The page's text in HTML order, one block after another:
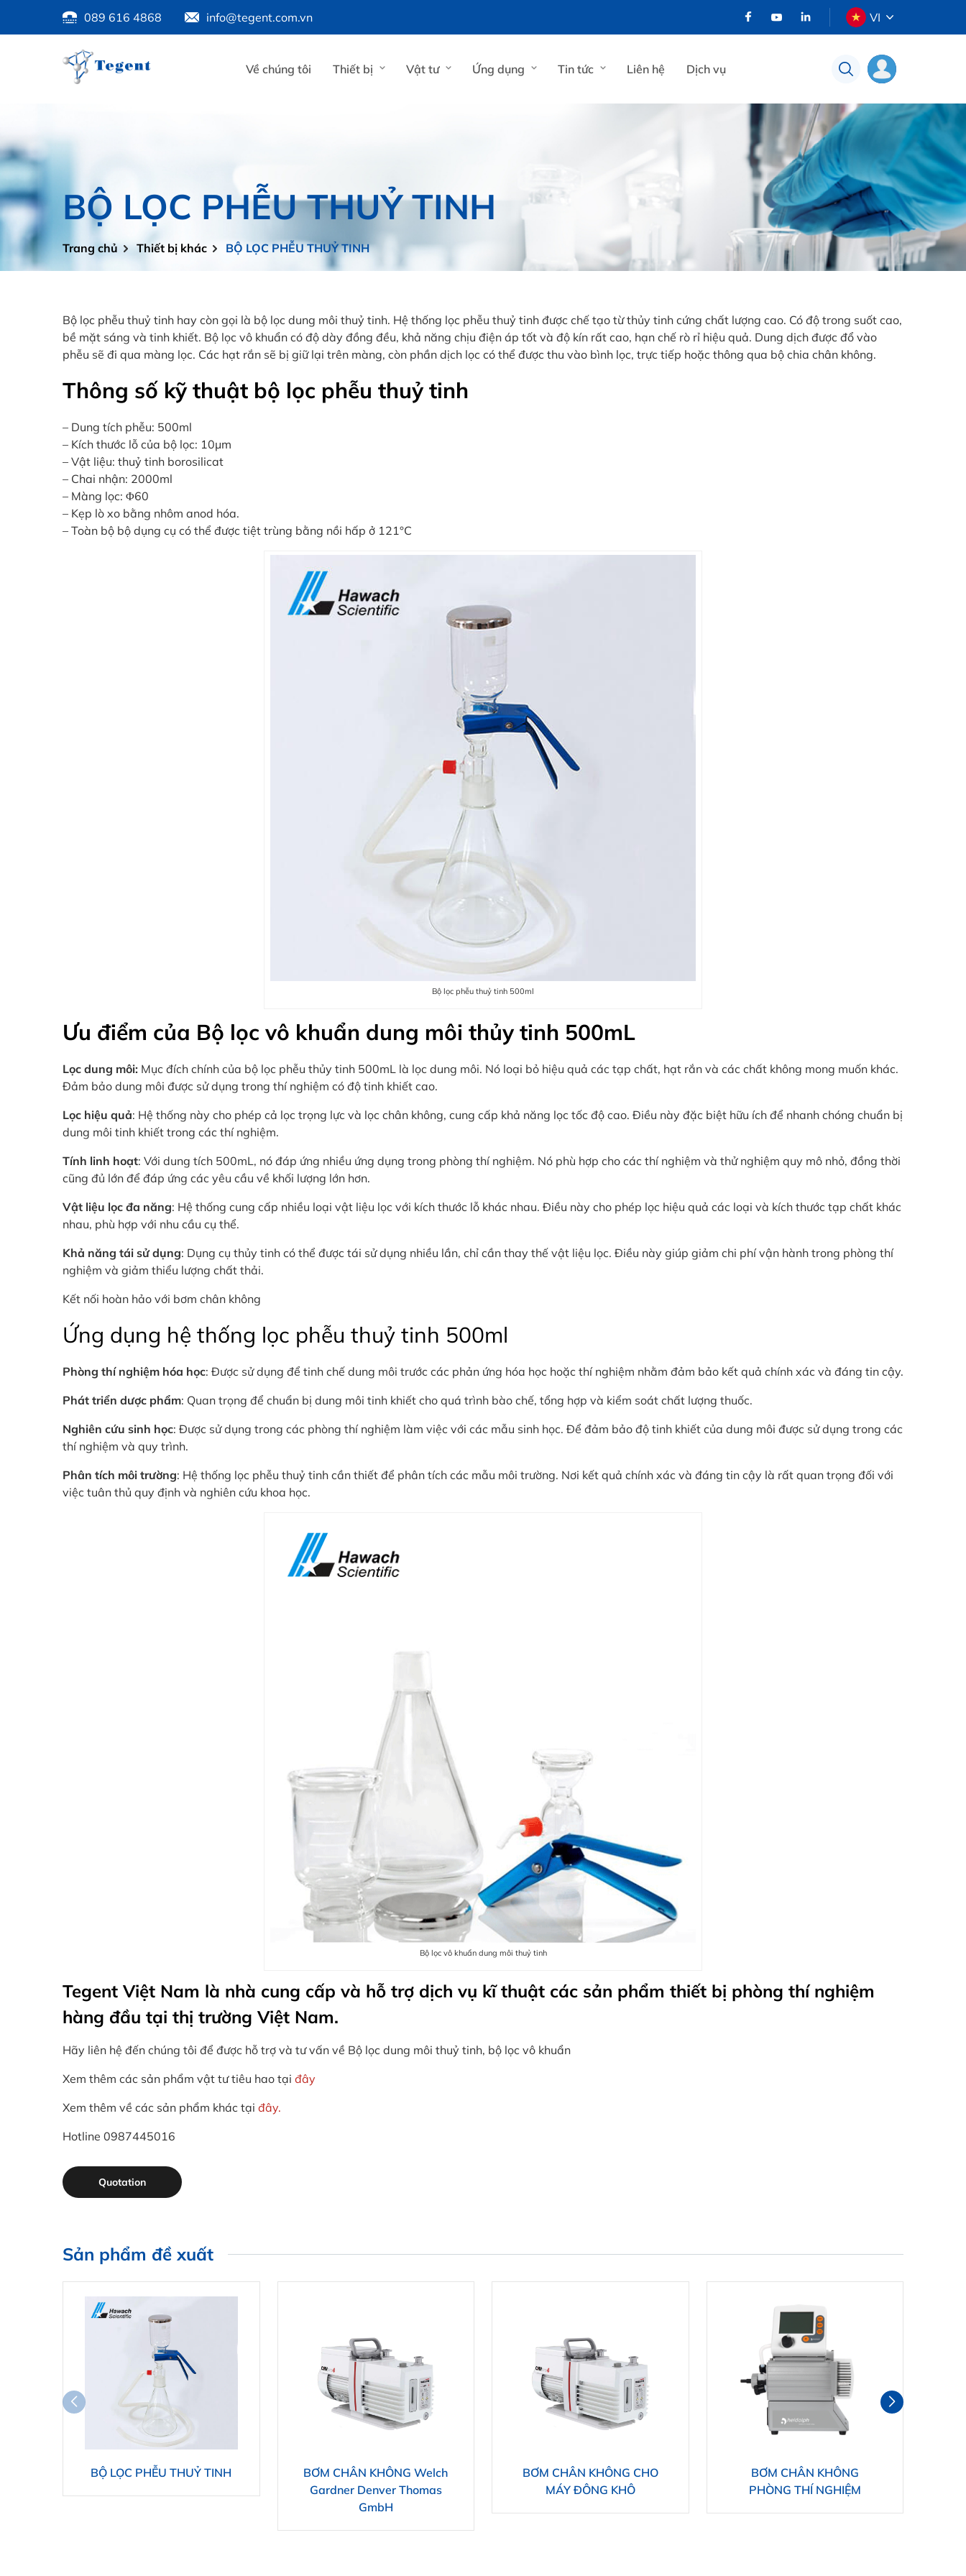
089 616 4868 info@tegent.com.vn VI
Về chúng tôi Thiết bị Vật tư Ứng dụng Tin tức Liên hệ Dịch vụ
BỘ LỌC PHỄU THUỶ TINH
Trang chủ Thiết bị khác BỘ LỌC PHỄU THUỶ TINH
Bộ lọc phễu thuỷ tinh hay còn gọi là bộ lọc dung môi thuỷ tinh. Hệ thống lọc phễu thuỷ tinh được chế tạo từ thủy tinh cứng chất lượng cao. Có độ trong suốt cao,
bề mặt sáng và tinh khiết. Bộ lọc vô khuẩn có độ dày đồng đều, khả năng chịu điện áp tốt và độ kín rất cao, hạn chế rò rỉ hiệu quả. Dung dịch được đổ vào
phễu sẽ đi qua màng lọc. Các hạt rắn sẽ bị giữ lại trên màng, còn phần dịch lọc có thể được thu vào bình lọc, trực tiếp hoặc thông qua bộ chia chân không.
Thông số kỹ thuật bộ lọc phễu thuỷ tinh
– Dung tích phễu: 500ml
– Kích thước lỗ của bộ lọc: 10μm
– Vật liệu: thuỷ tinh borosilicat
– Chai nhận: 2000ml
– Màng lọc: Φ60
– Kẹp lò xo bằng nhôm anod hóa.
– Toàn bộ bộ dụng cụ có thể được tiệt trùng bằng nồi hấp ở 121°C
Bộ lọc phễu thuỷ tinh 500ml
Ưu điểm của Bộ lọc vô khuẩn dung môi thủy tinh 500mL
Lọc dung môi: Mục đích chính của bộ lọc phễu thủy tinh 500mL là lọc dung môi. Nó loại bỏ hiệu quả các tạp chất, hạt rắn và các chất không mong muốn khác.
Đảm bảo dung môi được sử dụng trong thí nghiệm có độ tinh khiết cao.
Lọc hiệu quả: Hệ thống này cho phép cả lọc trọng lực và lọc chân không, cung cấp khả năng lọc tốc độ cao. Điều này đặc biệt hữu ích để nhanh chóng chuẩn bị
dung môi tinh khiết trong các thí nghiệm.
Tính linh hoạt: Với dung tích 500mL, nó đáp ứng nhiều ứng dụng trong phòng thí nghiệm. Nó phù hợp cho các thí nghiệm và thử nghiệm quy mô nhỏ, đồng thời
cũng đủ lớn để đáp ứng các yêu cầu về khối lượng lớn hơn.
Vật liệu lọc đa năng: Hệ thống cung cấp nhiều loại vật liệu lọc với kích thước lỗ khác nhau. Điều này cho phép lọc hiệu quả các loại và kích thước tạp chất khác
nhau, phù hợp với nhu cầu cụ thể.
Khả năng tái sử dụng: Dụng cụ thủy tinh có thể được tái sử dụng nhiều lần, chỉ cần thay thế vật liệu lọc. Điều này giúp giảm chi phí vận hành trong phòng thí
nghiệm và giảm thiểu lượng chất thải.
Kết nối hoàn hảo với bơm chân không
Ứng dụng hệ thống lọc phễu thuỷ tinh 500ml
Phòng thí nghiệm hóa học: Được sử dụng để tinh chế dung môi trước các phản ứng hóa học hoặc thí nghiệm nhằm đảm bảo kết quả chính xác và đáng tin cậy.
Phát triển dược phẩm: Quan trọng để chuẩn bị dung môi tinh khiết cho quá trình bào chế, tổng hợp và kiểm soát chất lượng thuốc.
Nghiên cứu sinh học: Được sử dụng trong các phòng thí nghiệm làm việc với các mẫu sinh học. Để đảm bảo độ tinh khiết của dung môi được sử dụng trong các
thí nghiệm và quy trình.
Phân tích môi trường: Hệ thống lọc phễu thuỷ tinh cần thiết để phân tích các mẫu môi trường. Nơi kết quả chính xác và đáng tin cậy là rất quan trọng đối với
việc tuân thủ quy định và nghiên cứu khoa học.
Bộ lọc vô khuẩn dung môi thuỷ tinh
Tegent Việt Nam là nhà cung cấp và hỗ trợ dịch vụ kĩ thuật các sản phẩm thiết bị phòng thí nghiệm
hàng đầu tại thị trường Việt Nam.
Hãy liên hệ đến chúng tôi để được hỗ trợ và tư vấn về Bộ lọc dung môi thuỷ tinh, bộ lọc vô khuẩn
Xem thêm các sản phẩm vật tư tiêu hao tại đây
Xem thêm về các sản phẩm khác tại đây.
Hotline 0987445016
Quotation
Sản phẩm đề xuất
BỘ LỌC PHỄU THUỶ TINH
BƠM CHÂN KHÔNG Welch
Gardner Denver Thomas
GmbH
BƠM CHÂN KHÔNG CHO
MÁY ĐÔNG KHÔ
BƠM CHÂN KHÔNG
PHÒNG THÍ NGHIỆM